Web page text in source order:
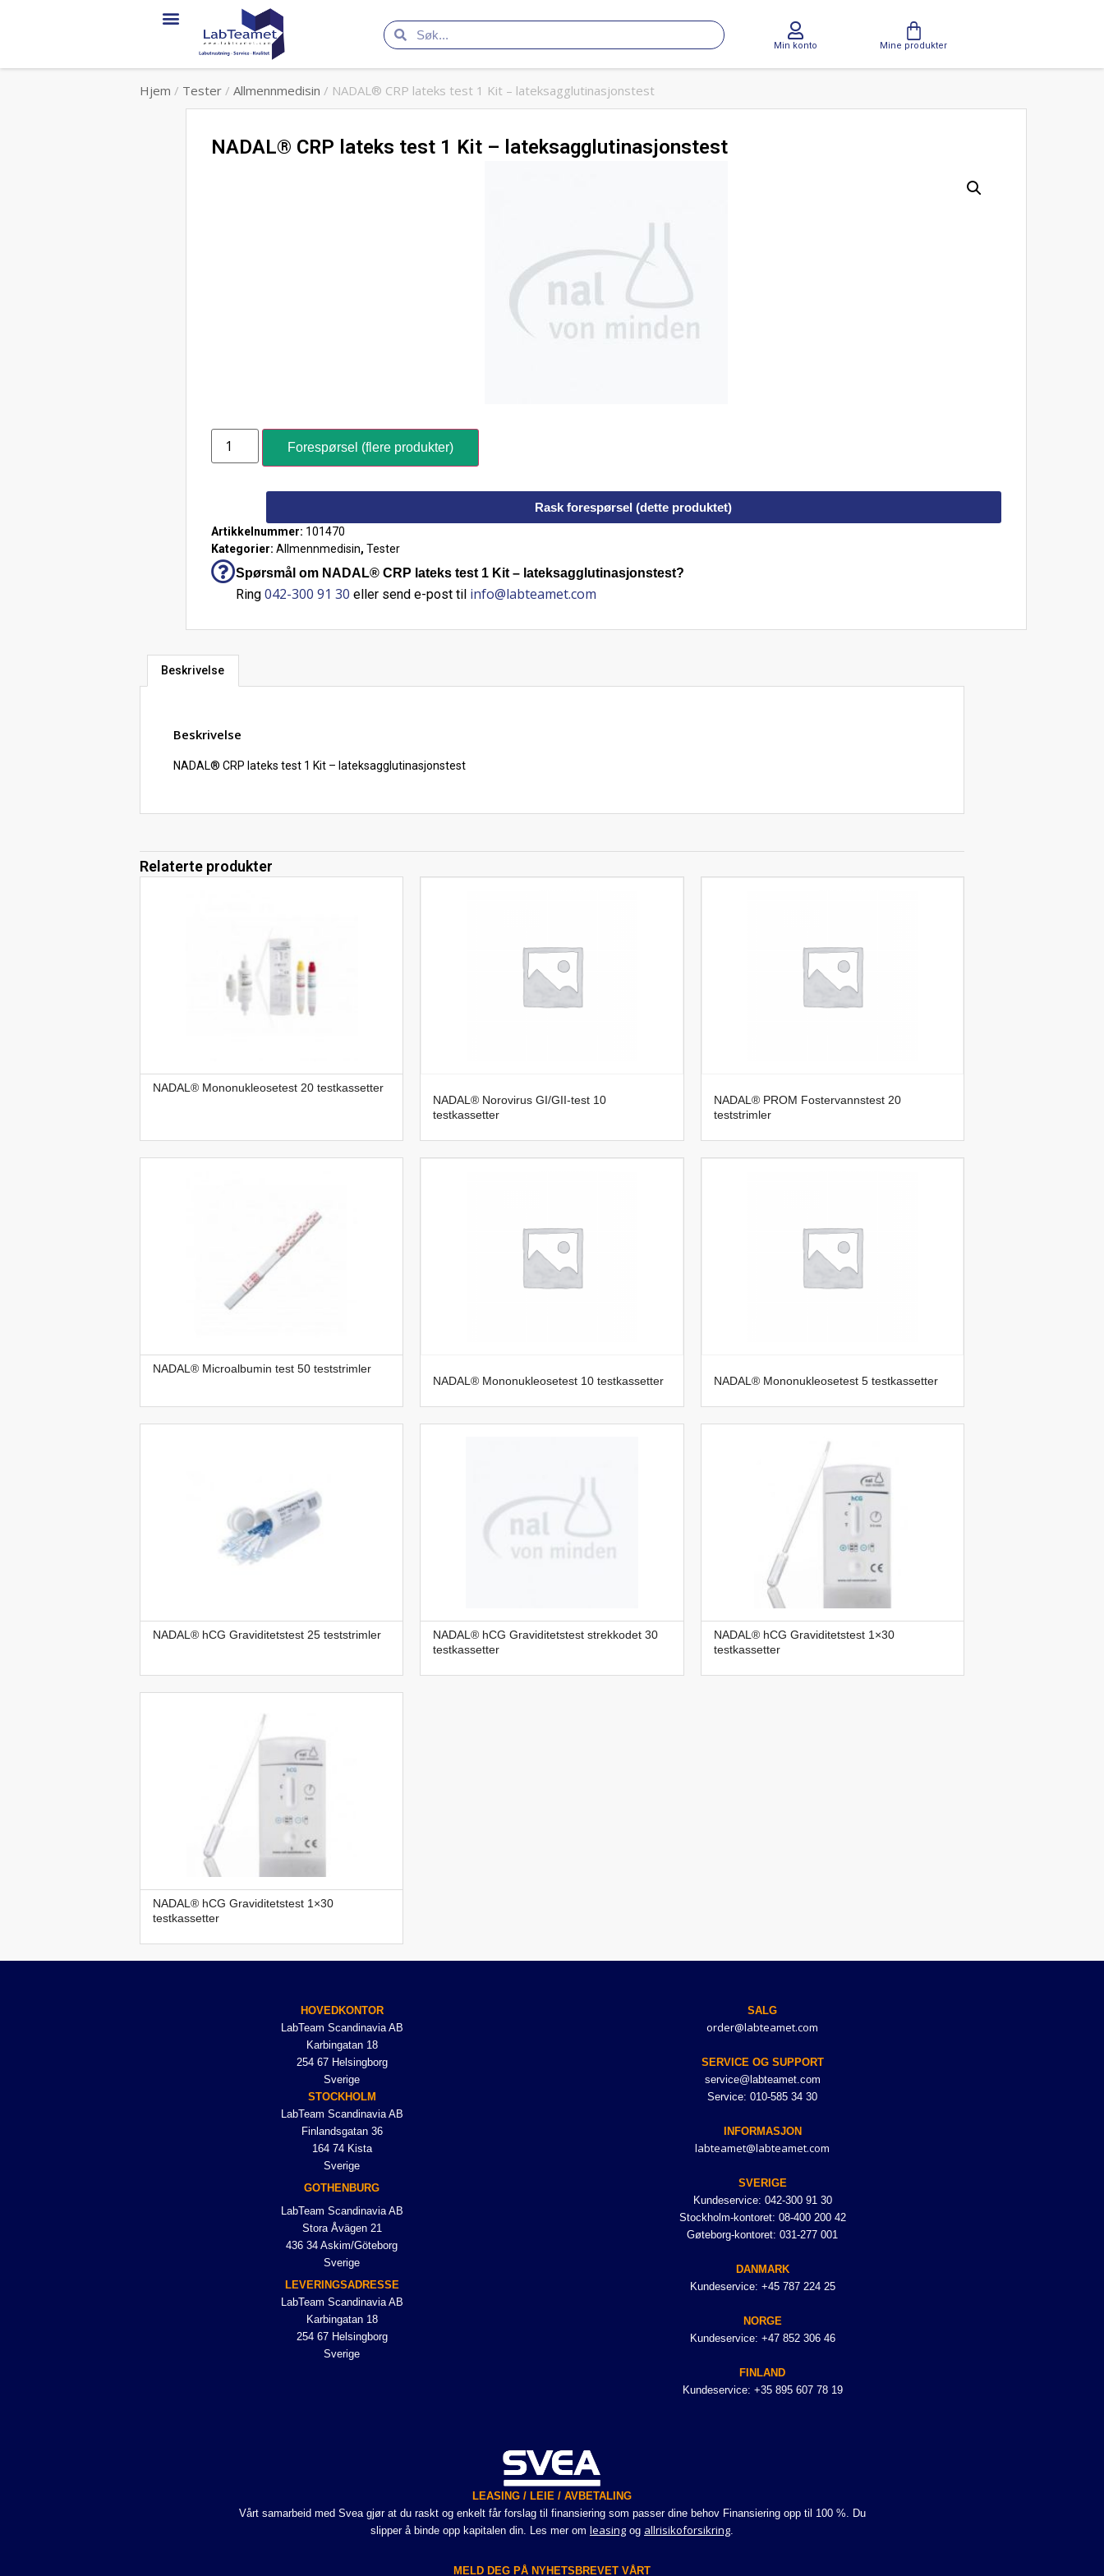
Min konto Mine produkter
Hjem / Tester / Allmennmedisin / NADAL® CRP lateks test 1 Kit – lateksagglutinasjonstest
NADAL® CRP lateks test 1 Kit – lateksagglutinasjonstest
Forespørsel (flere produkter)
Rask forespørsel (dette produktet)
Artikkelnummer: 101470
Kategorier: Allmennmedisin, Tester
Spørsmål om NADAL® CRP lateks test 1 Kit – lateksagglutinasjonstest?
Ring 042-300 91 30 eller send e-post til info@labteamet.com
Beskrivelse
Beskrivelse
NADAL® CRP lateks test 1 Kit – lateksagglutinasjonstest
Relaterte produkter
NADAL® Mononukleosetest 20 testkassetter
NADAL® Norovirus GI/GII-test 10
testkassetter
NADAL® PROM Fostervannstest 20
teststrimler
NADAL® Microalbumin test 50 teststrimler
NADAL® Mononukleosetest 10 testkassetter
NADAL® Mononukleosetest 5 testkassetter
NADAL® hCG Graviditetstest 25 teststrimler
NADAL® hCG Graviditetstest strekkodet 30
testkassetter
NADAL® hCG Graviditetstest 1×30
testkassetter
NADAL® hCG Graviditetstest 1×30
testkassetter
HOVEDKONTOR
LabTeam Scandinavia AB
Karbingatan 18
254 67 Helsingborg
Sverige
STOCKHOLM
LabTeam Scandinavia AB
Finlandsgatan 36
164 74 Kista
Sverige
GOTHENBURG
LabTeam Scandinavia AB
Stora Åvägen 21
436 34 Askim/Göteborg
Sverige
LEVERINGSADRESSE
LabTeam Scandinavia AB
Karbingatan 18
254 67 Helsingborg
Sverige
SALG
order@labteamet.com
SERVICE OG SUPPORT
service@labteamet.com
Service: 010-585 34 30
INFORMASJON
labteamet@labteamet.com
SVERIGE
Kundeservice: 042-300 91 30
Stockholm-kontoret: 08-400 200 42
Gøteborg-kontoret: 031-277 001
DANMARK
Kundeservice: +45 787 224 25
NORGE
Kundeservice: +47 852 306 46
FINLAND
Kundeservice: +35 895 607 78 19
LEASING / LEIE / AVBETALING
Vårt samarbeid med Svea gjør at du raskt og enkelt får forslag til finansiering som passer dine behov Finansiering opp til 100 %. Du
slipper å binde opp kapitalen din. Les mer om leasing og allrisikoforsikring.
MELD DEG PÅ NYHETSBREVET VÅRT